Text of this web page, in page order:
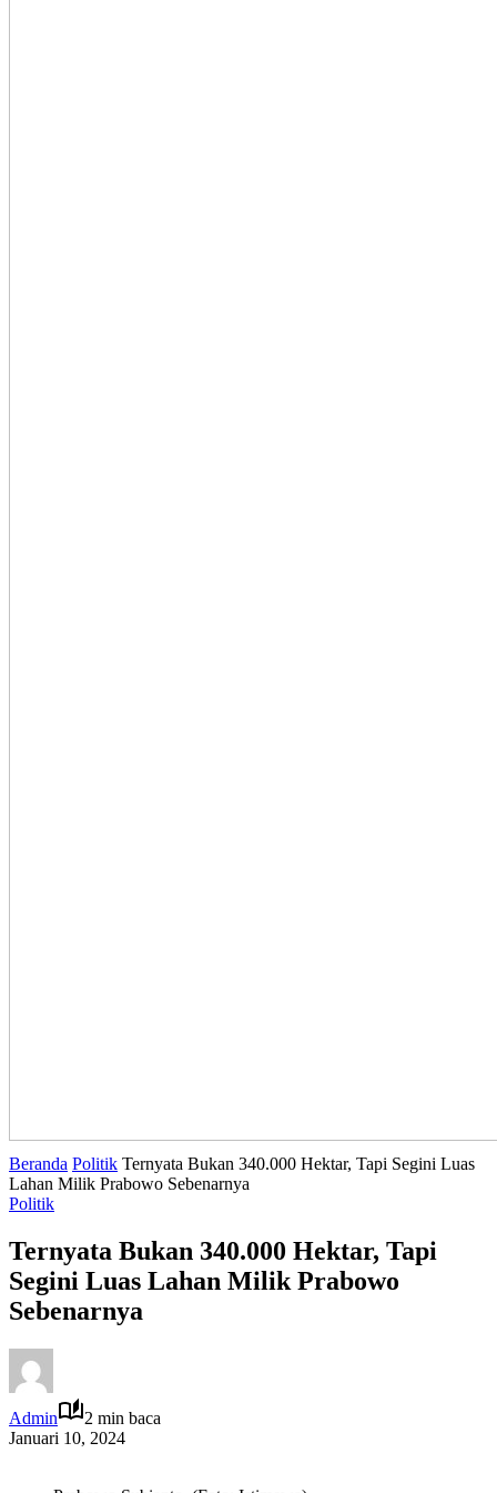
Beranda Politik Ternyata Bukan 340.000 Hektar, Tapi Segini Luas
Lahan Milik Prabowo Sebenarnya
Politik
Ternyata Bukan 340.000 Hektar, Tapi
Segini Luas Lahan Milik Prabowo
Sebenarnya
Admin
2 min baca
Januari 10, 2024